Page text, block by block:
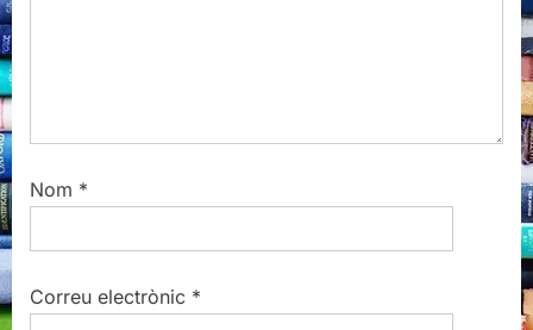
Nom *
Correu electrònic *